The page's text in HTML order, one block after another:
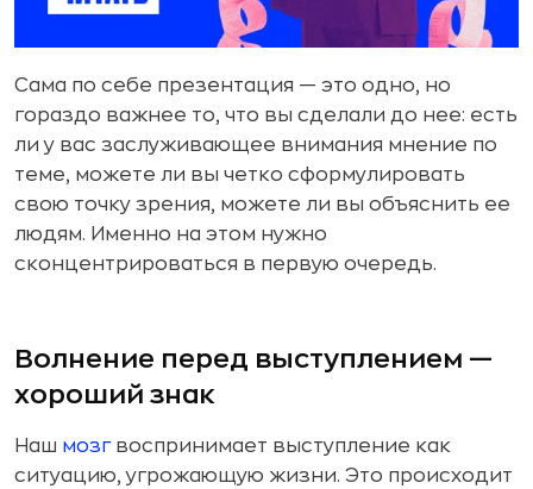
Сама по себе презентация — это одно, но
гораздо важнее то, что вы сделали до нее: есть
ли у вас заслуживающее внимания мнение по
теме, можете ли вы четко сформулировать
свою точку зрения, можете ли вы объяснить ее
людям. Именно на этом нужно
сконцентрироваться в первую очередь.
Волнение перед выступлением —
хороший знак
Наш мозгвоспринимает выступление как
ситуацию, угрожающую жизни. Это происходит